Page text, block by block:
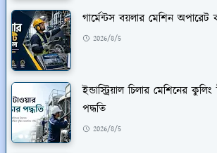
গার্মেন্টস বয়লার মেশিন অপারেট
2026/8/5
ইন্ডাস্ট্রিয়াল চিলার মেশিনের
পদ্ধতি
2026/8/5